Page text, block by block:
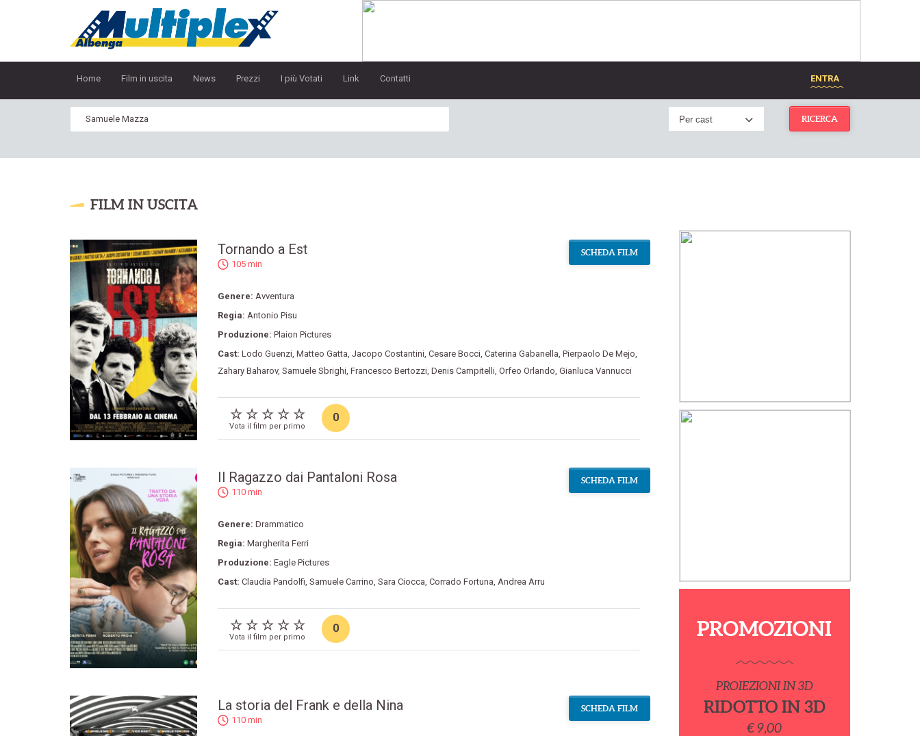
Home Film in uscita News Prezzi I più Votati Link Contatti ENTRA
Per cast RICERCA
FILM IN USCITA
Tornando a Est
105 min
Genere: Avventura
Regia: Antonio Pisu
Produzione: Plaion Pictures
Cast: Lodo Guenzi, Matteo Gatta, Jacopo Costantini, Cesare Bocci, Caterina Gabanella, Pierpaolo De Mejo,
Zahary Baharov, Samuele Sbrighi, Francesco Bertozzi, Denis Campitelli, Orfeo Orlando, Gianluca Vannucci
SCHEDA FILM
Vota il film per primo
0
Il Ragazzo dai Pantaloni Rosa
110 min
Genere: Drammatico
Regia: Margherita Ferri
Produzione: Eagle Pictures
Cast: Claudia Pandolfi, Samuele Carrino, Sara Ciocca, Corrado Fortuna, Andrea Arru
SCHEDA FILM
Vota il film per primo
0
La storia del Frank e della Nina
110 min
SCHEDA FILM
PROMOZIONI
PROIEZIONI IN 3D
RIDOTTO IN 3D
€ 9,00